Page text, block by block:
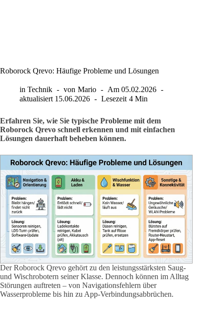
Roborock Qrevo: Häufige Probleme und Lösungen
in Technik von Mario Am 05.02.2026
aktualisiert 15.06.2026 Lesezeit 4 Min
Erfahren Sie, wie Sie typische Probleme mit dem
Roborock Qrevo schnell erkennen und mit einfachen
Lösungen dauerhaft beheben können.
Der Roborock Qrevo gehört zu den leistungsstärksten Saug-
und Wischrobotern seiner Klasse. Dennoch können im Alltag
Störungen auftreten – von Navigationsfehlern über
Wasserprobleme bis hin zu App-Verbindungsabbrüchen.